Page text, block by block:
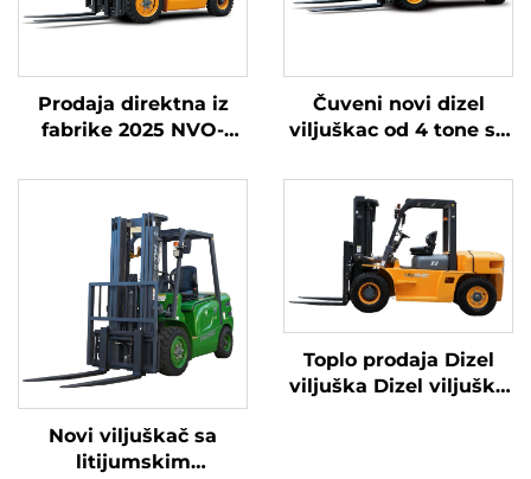
Prodaja direktna iz
fabrike 2025 NVO-
Wheel Kineski 3ton
Diesel Forklift
Čuveni novi dizel
viljuškac od 4 tone sa
japanskim ISUZU
motorom
Novi viljuškač sa
litijumskim
Toplo prodaja Dizel
viljuška Dizel viljuške